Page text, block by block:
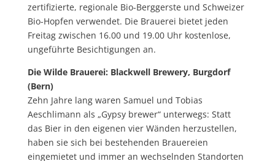
zertifizierte, regionale Bio-Berggerste und Schweizer
Bio-Hopfen verwendet. Die Brauerei bietet jeden
Freitag zwischen 16.00 und 19.00 Uhr kostenlose,
ungeführte Besichtigungen an.
Die Wilde Brauerei: Blackwell Brewery, Burgdorf
(Bern)
Zehn Jahre lang waren Samuel und Tobias
Aeschlimann als „Gypsy brewer“ unterwegs: Statt
das Bier in den eigenen vier Wänden herzustellen,
haben sie sich bei bestehenden Brauereien
eingemietet und immer an wechselnden Standorten